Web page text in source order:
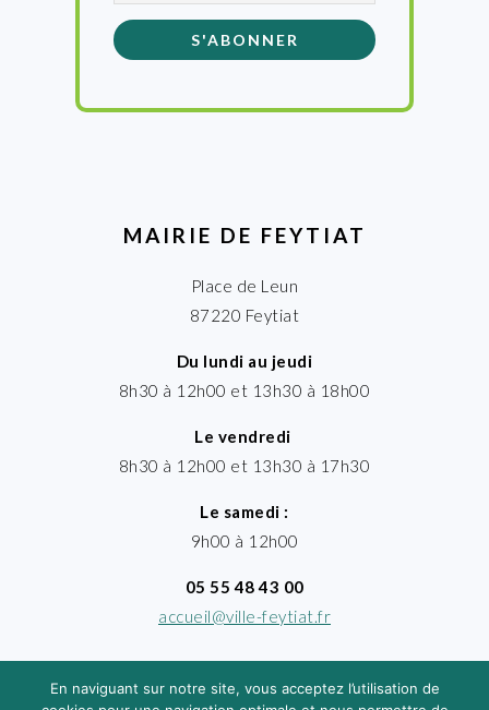
MAIRIE DE FEYTIAT
Place de Leun
87220 Feytiat
Du lundi au jeudi
8h30 à 12h00 et 13h30 à 18h00
Le vendredi
8h30 à 12h00 et 13h30 à 17h30
Le samedi :
9h00 à 12h00
05 55 48 43 00
accueil@ville-feytiat.fr
En naviguant sur notre site, vous acceptez l’utilisation de